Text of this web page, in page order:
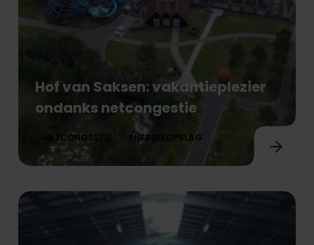
Hof van Saksen: vakantieplezier
ondanks netcongestie
NETCONGESTIE ENERGIEOPSLAG